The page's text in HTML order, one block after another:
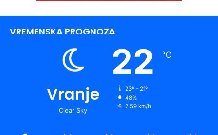
VREMENSKA PROGNOZA
Vranje
Clear Sky
22 ℃
23º - 21º
48%
2.59 km/h